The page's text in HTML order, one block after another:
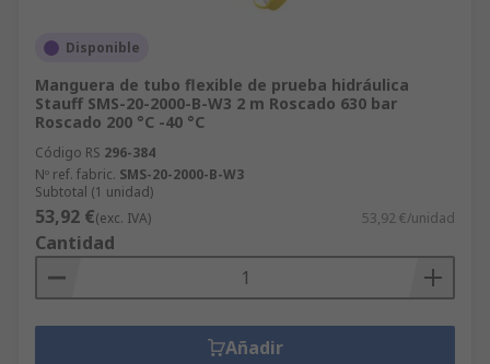
Disponible
Manguera de tubo flexible de prueba hidráulica
Stauff SMS-20-2000-B-W3 2 m Roscado 630 bar
Roscado 200 °C -40 °C
Código RS 296-384
Nº ref. fabric. SMS-20-2000-B-W3
Subtotal (1 unidad)
53,92 €(exc. IVA) 53,92 €/unidad
Cantidad
Añadir